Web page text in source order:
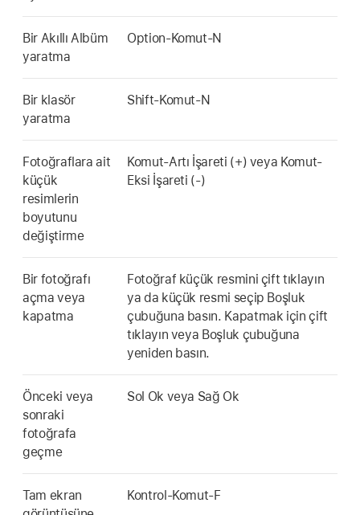
Bir Akıllı Albüm
yaratma
Option-Komut-N
Bir klasör
yaratma
Shift-Komut-N
Fotoğraflara ait
küçük
resimlerin
boyutunu
değiştirme
Komut-Artı İşareti (+) veya Komut-
Eksi İşareti (-)
Bir fotoğrafı
açma veya
kapatma
Fotoğraf küçük resmini çift tıklayın
ya da küçük resmi seçip Boşluk
çubuğuna basın. Kapatmak için çift
tıklayın veya Boşluk çubuğuna
yeniden basın.
Önceki veya
sonraki
fotoğrafa
geçme
Sol Ok veya Sağ Ok
Tam ekran
Kontrol-Komut-F